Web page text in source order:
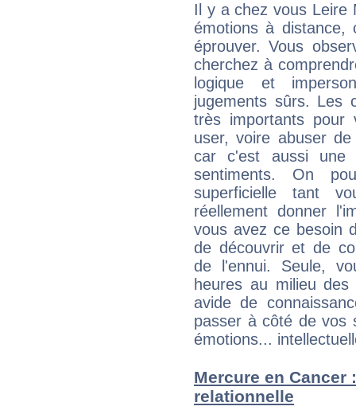
Il y a chez vous Leire
émotions à
éprouver. Vous
cherchez à
logique et
jugements sûrs. Les
très importants pour
user, voire abuser
car c'est aussi une
sentiments. On
superficielle tant
réellement donner
vous avez ce besoin
de découvrir et de
de l'ennui. Seule,
heures au milieu
avide de
passer à côté de vos
émotions...
Mercure en
relationnelle